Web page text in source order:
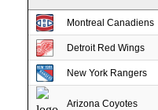
Montreal Canadiens
Detroit Red Wings
New York Rangers
Arizona Coyotes